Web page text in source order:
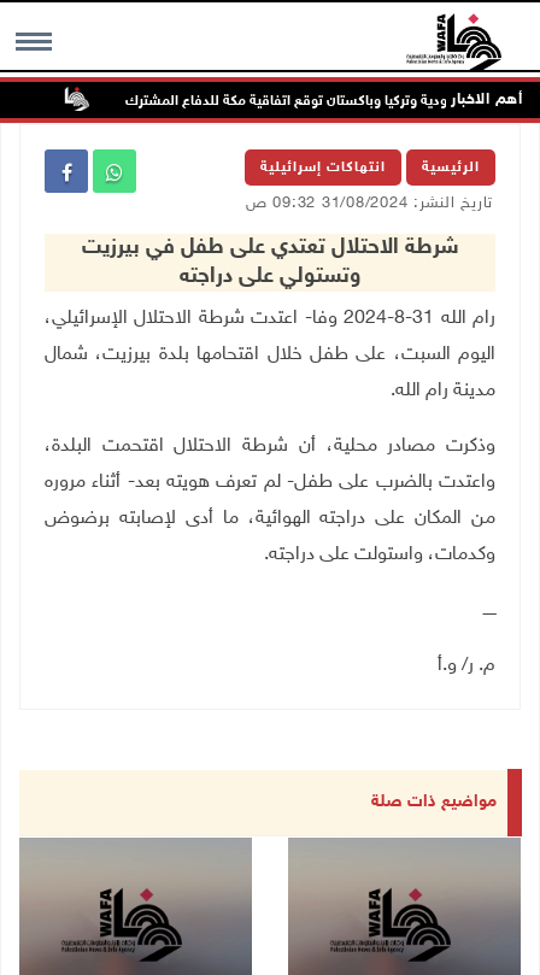
MENU أهم الاخبارالسعودية وتركيا وباكستان توقع اتفاقية مكة للدفاع المشترك
الرئيسية انتهاكات إسرائيلية
تاريخ النشر: 31/08/2024 09:32 ص
شرطة الاحتلال تعتدي على طفل في بيرزيت
وتستولي على دراجته
رام الله 31-8-2024 وفا- اعتدت شرطة الاحتلال الإسرائيلي،
اليوم السبت، على طفل خلال اقتحامها بلدة بيرزيت، شمال
مدينة رام الله.
وذكرت مصادر محلية، أن شرطة الاحتلال اقتحمت البلدة،
واعتدت بالضرب على طفل- لم تعرف هويته بعد- أثناء مروره
من المكان على دراجته الهوائية، ما أدى لإصابته برضوض
وكدمات، واستولت على دراجته.
ـــــ
م. ر/ و.أ
مواضيع ذات صلة